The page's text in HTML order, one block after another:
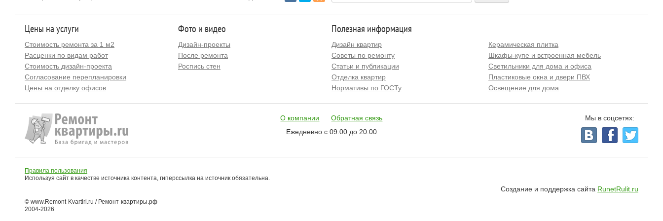
Цены на услуги
Стоимость ремонта за 1 м2
Расценки по видам работ
Стоимость дизайн-проекта
Согласование перепланировки
Цены на отделку офисов
Фото и видео
Дизайн-проекты
После ремонта
Роспись стен
Полезная информация
Дизайн квартир
Советы по ремонту
Статьи и публикации
Отделка квартир
Нормативы по ГОСТу
Керамическая плитка
Шкафы-купе и встроенная мебель
Светильники для дома и офиса
Пластиковые окна и двери ПВХ
Освещение для дома
О компании
Обратная связь
Ежедневно с 09.00 до 20.00
Мы в соцсетях:
Правила пользования
Используя сайт в качестве источника контента, гиперссылка на источник обязательна.
Создание и поддержка сайта RunetRulit.ru
© www.Remont-Kvartiri.ru / Ремонт-квартиры.рф
2004-2026